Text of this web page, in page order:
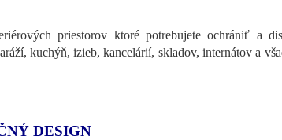
priestorov ktoré potrebujete ochrániť a
kuchýň, izieb, kancelárií, skladov, internátov a
DESIGN